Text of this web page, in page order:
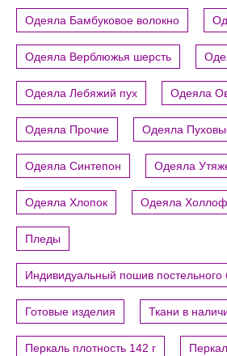
Одеяла Бамбуковое волокно
Одеяла Верблюжья шерсть
Одеяла Лебяжий пух Одеяла
Одеяла Прочие Одеяла
Одеяла Синтепон Одеяла
Одеяла Хлопок Одеяла
Пледы
Индивидуальный пошив постельного
Готовые изделия Ткани в
Перкаль плотность 142 г